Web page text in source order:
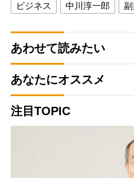
ビジネス 中川淳一郎
あわせて読みたい
あなたにオススメ
注目TOPIC